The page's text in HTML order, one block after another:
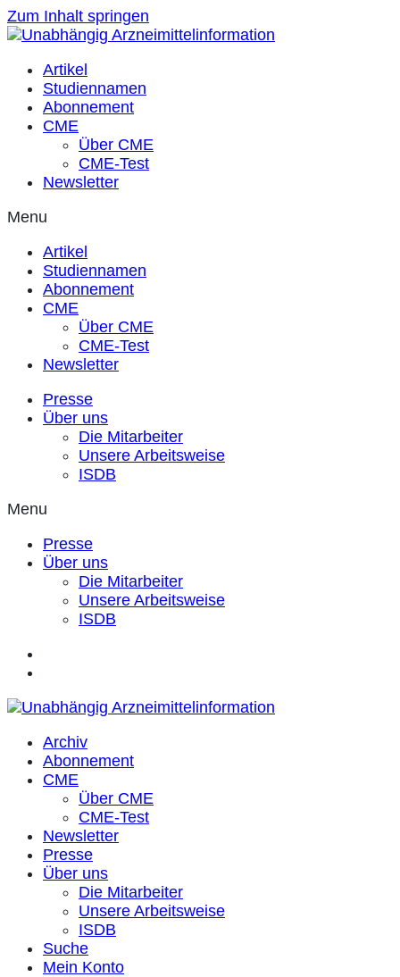
Zum Inhalt springen
Artikel
Studiennamen
Abonnement
CME
Über CME
CME-Test
Newsletter
Menu
Artikel
Studiennamen
Abonnement
CME
Über CME
CME-Test
Newsletter
Presse
Über uns
Die Mitarbeiter
Unsere Arbeitsweise
ISDB
Menu
Presse
Über uns
Die Mitarbeiter
Unsere Arbeitsweise
ISDB
Archiv
Abonnement
CME
Über CME
CME-Test
Newsletter
Presse
Über uns
Die Mitarbeiter
Unsere Arbeitsweise
ISDB
Suche
Mein Konto